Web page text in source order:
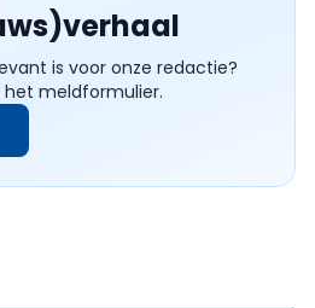
is voor onze redactie?
meldformulier.